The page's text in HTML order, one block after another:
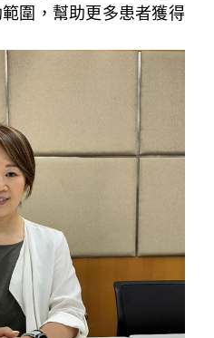
圍，幫助更多患者獲得